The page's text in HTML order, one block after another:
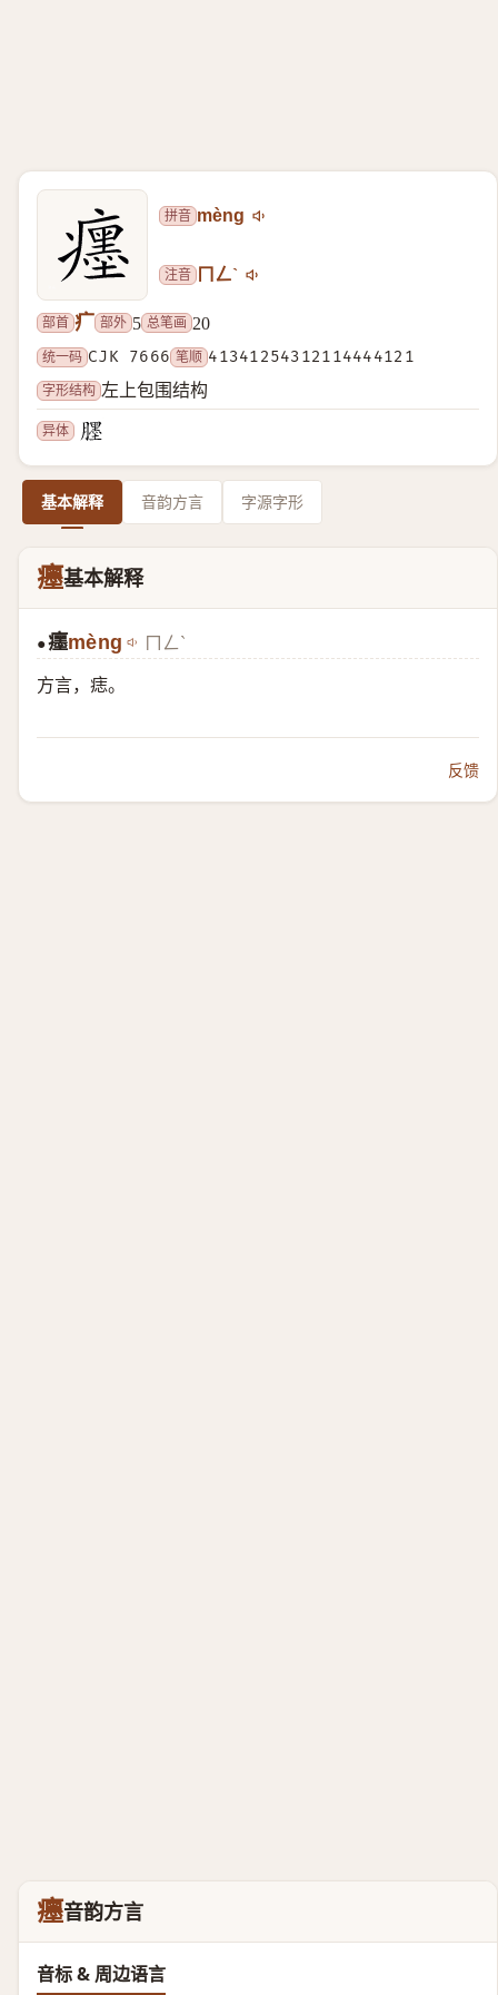
拼音 mèng
注音 ㄇㄥˋ
部首 疒 部外 5 总笔画 20
统一码 CJK 7666 笔顺 41341254312114444121
字形结构 左上包围结构
异体
基本解释 音韵方言 字源字形
癦基本解释
●癦mèng ㄇㄥˋ
方言，痣。
反馈
癦音韵方言
音标 & 周边语言